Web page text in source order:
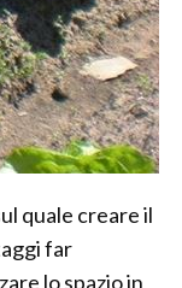
quale creare il
far
lo spazio in